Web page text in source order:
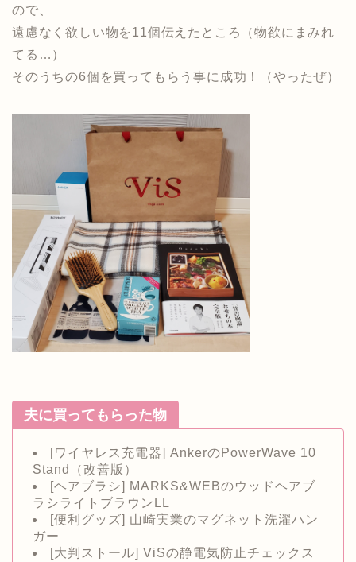
ので、
遠慮なく欲しい物を11個伝えたところ（物欲にまみれ
てる…）
そのうちの6個を買ってもらう事に成功！（やったぜ）
夫に買ってもらった物
[ワイヤレス充電器] AnkerのPowerWave 10
Stand（改善版）
[ヘアブラシ] MARKS&WEBのウッドヘアブ
ラシライトブラウンLL
[便利グッズ] 山崎実業のマグネット洗濯ハン
ガー
[大判ストール] ViSの静電気防止チェックス